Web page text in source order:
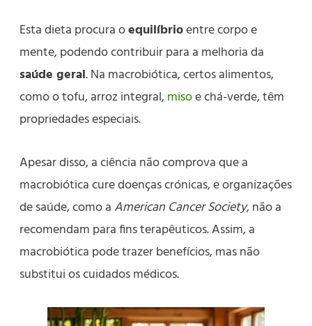
Esta dieta procura oequilíbrioentre corpo e
mente, podendo contribuir para a melhoria da
saúde geral. Na macrobiótica, certos alimentos,
como o tofu, arroz integral,misoe chá-verde, têm
propriedades especiais.
Apesar disso, a ciência não comprova que a
macrobiótica cure doenças crónicas, e organizações
de saúde, como a American Cancer Society, não a
recomendam para fins terapêuticos. Assim, a
macrobiótica pode trazer benefícios, mas não
substitui os cuidados médicos.